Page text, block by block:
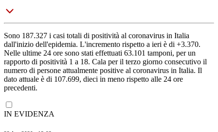
Sono 187.327 i casi totali di positività al coronavirus in Italia
dall'inizio dell'epidemia. L'incremento rispetto a ieri è di +3.370.
Nelle ultime 24 ore sono stati effettuati 63.101 tamponi, per un
rapporto di positività 1 a 18. Cala per il terzo giorno consecutivo il
numero di persone attualmente positive al coronavirus in Italia. Il
dato attuale è di 107.699, dieci in meno rispetto alle 24 ore
precedenti.
IN EVIDENZA